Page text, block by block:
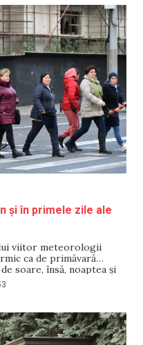
și în primele zile ale
viitor meteorologii
ca de primăvară
soare, însă, noaptea și
Vântul va sufla
prezintă o ușoară